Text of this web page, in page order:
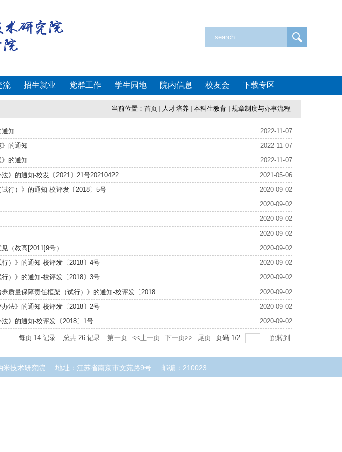
流 招生就业 党群工作 学生园地 院内信息 校友会 下载专区
当前位置： 首页 人才培养 本科生教育 规章制度与办事流程
知
2022-11-07
的通知
2022-11-07
的通知
2022-11-07
》的通知-校发〔2021〕21号20210422
2021-05-06
行）》的通知-校评发〔2018〕5号
2020-09-02
2020-09-02
2020-09-02
2020-09-02
（教高[2011]9号）
2020-09-02
）》的通知-校评发〔2018〕4号
2020-09-02
）》的通知-校评发〔2018〕3号
2020-09-02
质量保障责任框架（试行）》的通知-校评发〔2018...
2020-09-02
法》的通知-校评发〔2018〕2号
2020-09-02
》的通知-校评发〔2018〕1号
2020-09-02
每页 14 记录 总共 26 记录 第一页 <<上一页 下一页>> 尾页 页码 1/2 跳转到
米技术研究院 地址：江苏省南京市文苑路9号 邮编：210023